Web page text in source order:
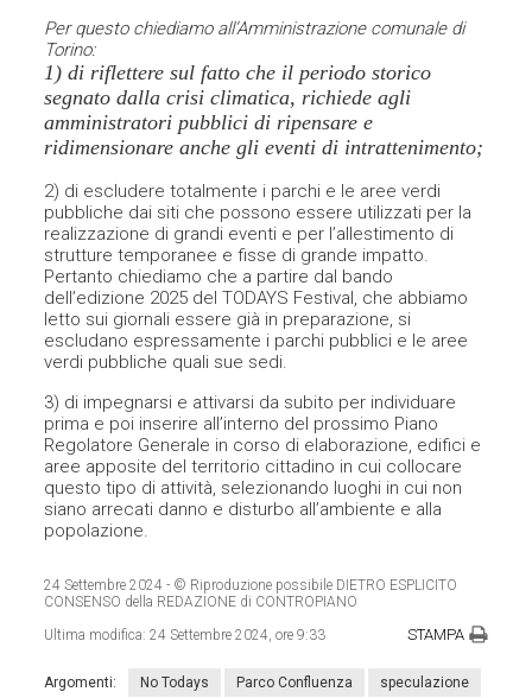
Per questo chiediamo all’Amministrazione comunale di
Torino:
1) di riflettere sul fatto che il periodo storico
segnato dalla crisi climatica, richiede agli
amministratori pubblici di ripensare e
ridimensionare anche gli eventi di intrattenimento;
2) di escludere totalmente i parchi e le aree verdi
pubbliche dai siti che possono essere utilizzati per la
realizzazione di grandi eventi e per l’allestimento di
strutture temporanee e fisse di grande impatto.
Pertanto chiediamo che a partire dal bando
dell’edizione 2025 del TODAYS Festival, che abbiamo
letto sui giornali essere già in preparazione, si
escludano espressamente i parchi pubblici e le aree
verdi pubbliche quali sue sedi.
3) di impegnarsi e attivarsi da subito per individuare
prima e poi inserire all’interno del prossimo Piano
Regolatore Generale in corso di elaborazione, edifici e
aree apposite del territorio cittadino in cui collocare
questo tipo di attività, selezionando luoghi in cui non
siano arrecati danno e disturbo all’ambiente e alla
popolazione.
24 Settembre 2024 - © Riproduzione possibile DIETRO ESPLICITO
CONSENSO della REDAZIONE di CONTROPIANO
Ultima modifica:24 Settembre 2024, ore 9:33 STAMPA
Argomenti: No Todays Parco Confluenza speculazione